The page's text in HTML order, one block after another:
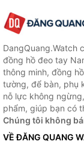
DangQuang.Watch
đồng hồ đeo tay
thông minh, đồng
tường, để bàn, phụ
nỗ lực không
phẩm, giúp bạn có
Chúng tôi không
VỀ ĐĂNG QUANG